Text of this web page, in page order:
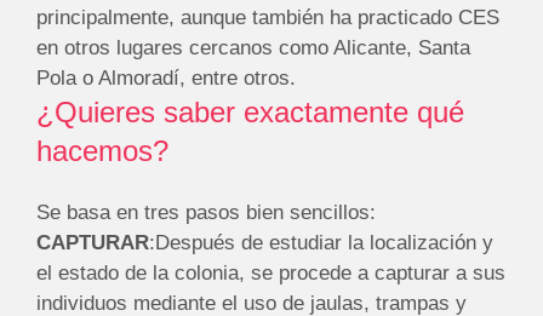
principalmente, aunque también ha practicado CES
en otros lugares cercanos como Alicante, Santa
Pola o Almoradí, entre otros.
¿Quieres saber exactamente qué
hacemos?
Se basa en tres pasos bien sencillos:
CAPTURAR:Después de estudiar la localización y
el estado de la colonia, se procede a capturar a sus
individuos mediante el uso de jaulas, trampas y